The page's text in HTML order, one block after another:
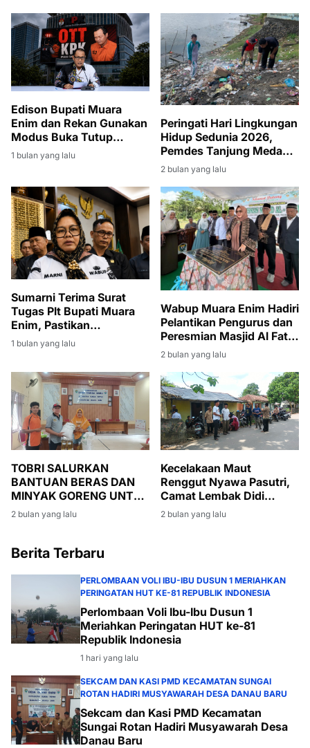
Edison Bupati Muara
Enim dan Rekan Gunakan
Modus Buka Tutup
Rekening
1 bulan yang lalu
Peringati Hari Lingkungan
Hidup Sedunia 2026,
Pemdes Tanjung Medang
Gelar Gotong Royong
Massal
2 bulan yang lalu
Sumarni Terima Surat
Tugas Plt Bupati Muara
Enim, Pastikan
Pembangunan Tetap
Berjalan
1 bulan yang lalu
Wabup Muara Enim Hadiri
Pelantikan Pengurus dan
Peresmian Masjid Al Fatih
di Lubuk Ampelas
2 bulan yang lalu
TOBRI SALURKAN
BANTUAN BERAS DAN
MINYAK GORENG UNTUK
WARGA BANSOS DI
DESA DANAU BARU
2 bulan yang lalu
Kecelakaan Maut
Renggut Nyawa Pasutri,
Camat Lembak Didi
Haryanto Turut Berduka
dan Melayat
2 bulan yang lalu
Berita Terbaru
PERLOMBAAN VOLI IBU-IBU DUSUN 1 MERIAHKAN
PERINGATAN HUT KE-81 REPUBLIK INDONESIA
Perlombaan Voli Ibu-Ibu Dusun 1
Meriahkan Peringatan HUT ke-81
Republik Indonesia
1 hari yang lalu
SEKCAM DAN KASI PMD KECAMATAN SUNGAI
ROTAN HADIRI MUSYAWARAH DESA DANAU BARU
Sekcam dan Kasi PMD Kecamatan
Sungai Rotan Hadiri Musyawarah Desa
Danau Baru